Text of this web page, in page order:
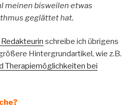
meinen bisweilen etwas
geglättet hat.
schreibe ich übrigens
Hintergrundartikel, wie z.B.
Therapiemöglichkeiten bei